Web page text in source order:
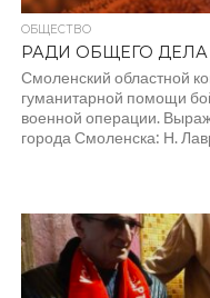
ОБЩЕСТВО
РАДИ ОБЩЕГО ДЕЛА
Смоленский областной
гуманитарной помощи
военной операции.
города Смоленска: Н.